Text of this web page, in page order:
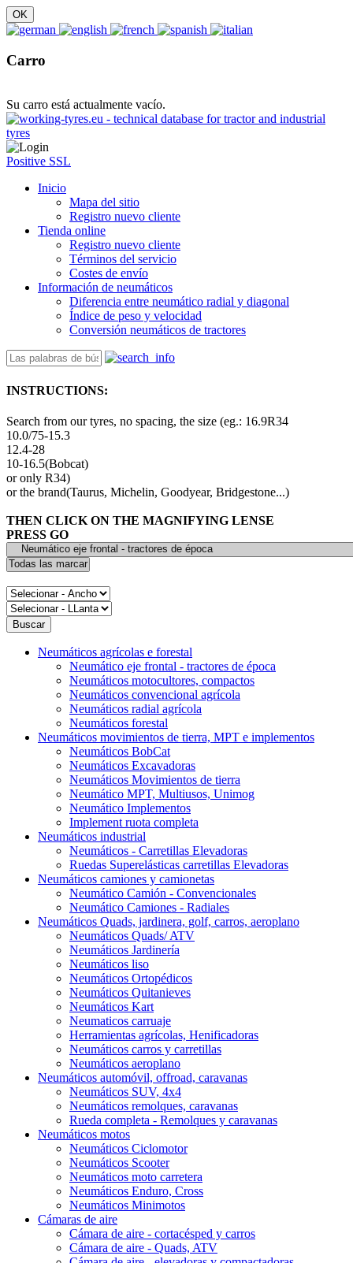
Carro
Su carro está actualmente vacío.
Positive SSL
Inicio
Mapa del sitio
Registro nuevo cliente
Tienda online
Registro nuevo cliente
Términos del servicio
Costes de envío
Información de neumáticos
Diferencia entre neumático radial y diagonal
Índice de peso y velocidad
Conversión neumáticos de tractores
INSTRUCTIONS:
Search from our tyres, no spacing, the size (eg.: 16.9R34
10.0/75-15.3
12.4-28
10-16.5(Bobcat)
or only R34)
or the brand(Taurus, Michelin, Goodyear, Bridgestone...)
THEN CLICK ON THE MAGNIFYING LENSE
PRESS GO
Neumáticos agrícolas e forestal
Neumático eje frontal - tractores de época
Neumáticos motocultores, compactos
Neumáticos convencional agrícola
Neumáticos radial agrícola
Neumáticos forestal
Neumáticos movimientos de tierra, MPT e implementos
Neumáticos BobCat
Neumáticos Excavadoras
Neumáticos Movimientos de tierra
Neumático MPT, Multiusos, Unimog
Neumático Implementos
Implement ruota completa
Neumáticos industrial
Neumáticos - Carretillas Elevadoras
Ruedas Superelásticas carretillas Elevadoras
Neumáticos camiones y camionetas
Neumático Camión - Convencionales
Neumático Camiones - Radiales
Neumáticos Quads, jardinera, golf, carros, aeroplano
Neumáticos Quads/ ATV
Neumáticos Jardinería
Neumáticos liso
Neumáticos Ortopédicos
Neumáticos Quitanieves
Neumáticos Kart
Neumaticos carruaje
Herramientas agrícolas, Henificadoras
Neumáticos carros y carretillas
Neumáticos aeroplano
Neumáticos automóvil, offroad, caravanas
Neumáticos SUV, 4x4
Neumáticos remolques, caravanas
Rueda completa - Remolques y caravanas
Neumáticos motos
Neumáticos Ciclomotor
Neumáticos Scooter
Neumáticos moto carretera
Neumáticos Enduro, Cross
Neumáticos Minimotos
Cámaras de aire
Cámara de aire - cortacésped y carros
Cámara de aire - Quads, ATV